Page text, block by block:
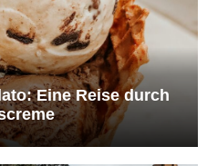
Eine Reise durch